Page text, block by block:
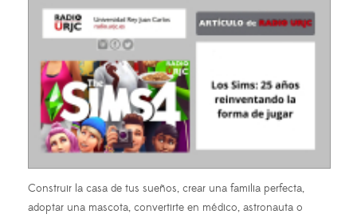
Construir la casa de tus sueños, crear una familia perfecta,
adoptar una mascota, convertirte en médico, astronauta o